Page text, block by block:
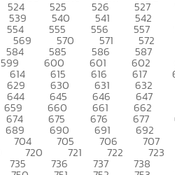
524 525 526 527
539 540 541 542
554 555 556 557
569 570 571 572
584 585 586 587
599 600 601 602
614 615 616 617
629 630 631 632
644 645 646 647
659 660 661 662
674 675 676 677
689 690 691 692
704 705 706 707
720 721 722 723
735 736 737 738